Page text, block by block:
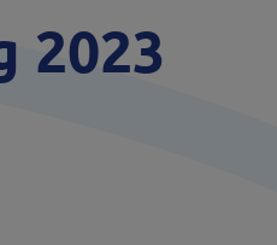
2023